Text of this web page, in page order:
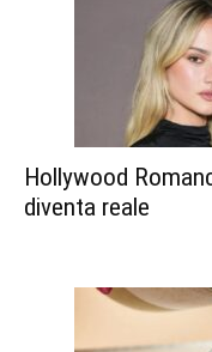
Hollywood
diventa reale